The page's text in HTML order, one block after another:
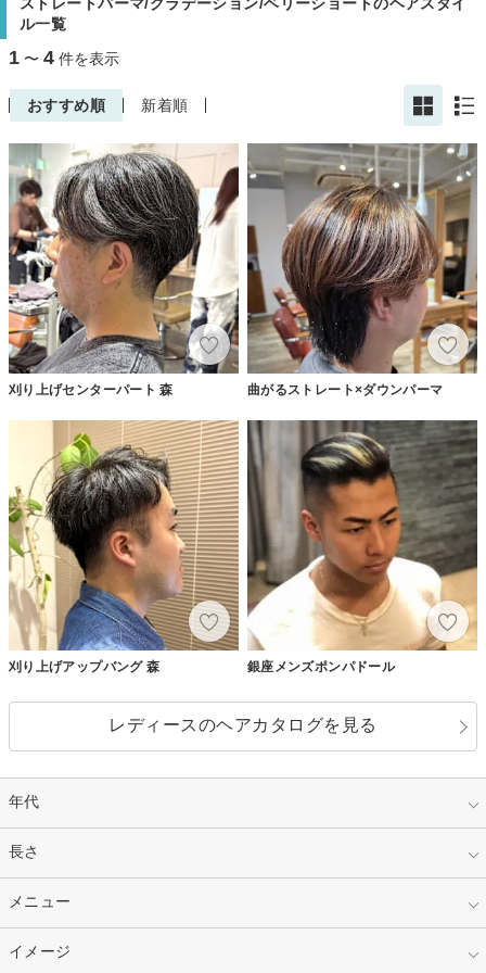
ル一覧
1 〜 4 件を表示
おすすめ順 新着順
刈り上げセンターパート 森 曲がるストレート×ダウンパーマ
刈り上げアップバング 森 銀座メンズポンパドール
レディースのヘアカタログを見る
年代
指定なし
10代
30代
長さ
指定なし
ショート
メニュー
指定なし
イメージ